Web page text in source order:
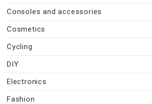
Consoles and accessories
Cosmetics
Cycling
DIY
Electronics
Fashion